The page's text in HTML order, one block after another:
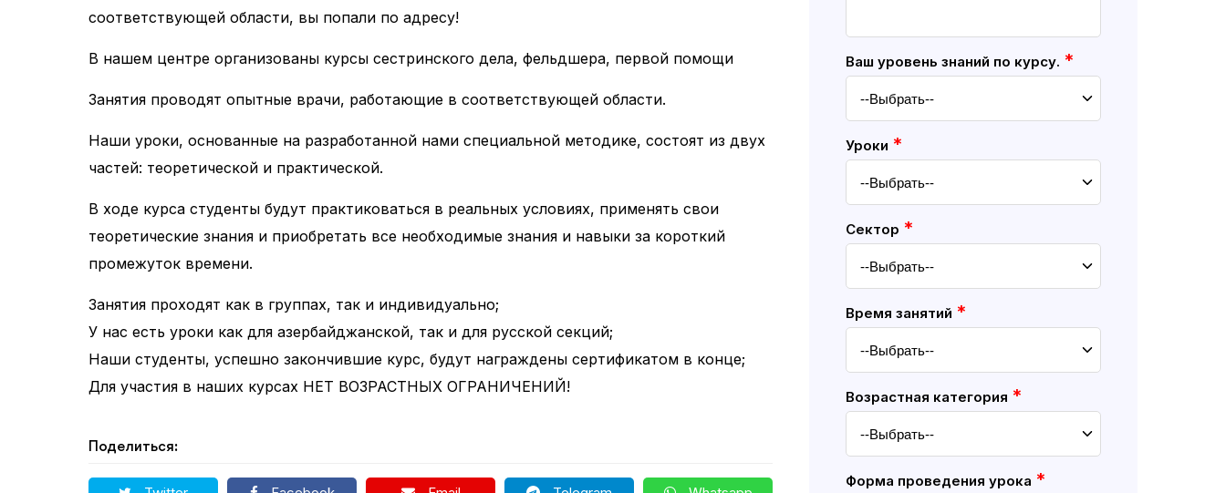
Ваш уровень знаний по курсу. *
Уроки *
Cектор *
Время занятий *
Возрастная категория *
Форма проведения урока *
соответствующей области, вы попали по адресу!
В нашем центре организованы курсы сестринского дела, фельдшера, первой помощи
Занятия проводят опытные врачи, работающие в соответствующей области.
Наши уроки, основанные на разработанной нами специальной методике, состоят из двух
частей: теоретической и практической.
В ходе курса студенты будут практиковаться в реальных условиях, применять свои
теоретические знания и приобретать все необходимые знания и навыки за короткий
промежуток времени.
Занятия проходят как в группах, так и индивидуально;
У нас есть уроки как для азербайджанской, так и для русской секций;
Наши студенты, успешно закончившие курс, будут награждены сертификатом в конце;
Для участия в наших курсах НЕТ ВОЗРАСТНЫХ ОГРАНИЧЕНИЙ!
Поделиться: